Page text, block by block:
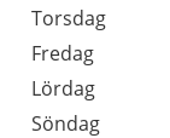
Torsdag
Fredag
Lördag
Söndag